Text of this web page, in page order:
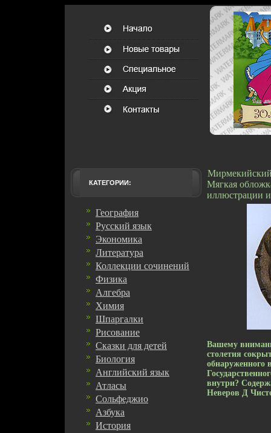
КАТЕГОРИИ:
География
Русский язык
Экономика
Литература
Коллекции сочинений
Физика
Алгебра
Химия
Шпаргалки
Рисование
Сказки для детей
Биология
Английский язык
Атласы
Сольфеджио
Азбука
История
Мирмекийский
Мягкая
иллюстрации
Вашему
столетия
обнаруженного
внутри?
Неверов Д